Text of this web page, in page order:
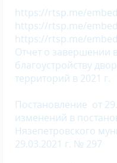
https://rtsp.me/
https://rtsp.me/
https://rtsp.me/
Отчет о завершении
благоустройству
территорий в 2021 г.
Постановление от
изменений в
Нязепетровского
29.03.2021 г. № 297